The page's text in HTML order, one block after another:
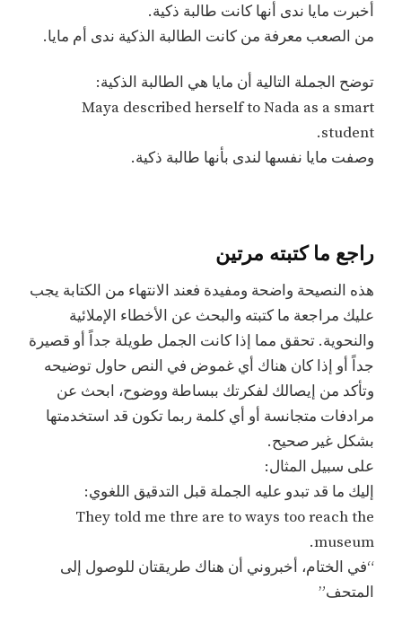
أخبرت مايا ندى أنها كانت طالبة ذكية.
من الصعب معرفة من كانت الطالبة الذكية ندى أم مايا.
توضح الجملة التالية أن مايا هي الطالبة الذكية:
Maya described herself to Nada as a smart
student.
وصفت مايا نفسها لندى بأنها طالبة ذكية.
راجع ما كتبته مرتين
هذه النصيحة واضحة ومفيدة فعند الانتهاء من الكتابة يجب
عليك مراجعة ما كتبته والبحث عن الأخطاء الإملائية
والنحوية. تحقق مما إذا كانت الجمل طويلة جداً أو قصيرة
جداً أو إذا كان هناك أي غموض في النص حاول توضيحه
وتأكد من إيصالك لفكرتك ببساطة ووضوح، ابحث عن
مرادفات متجانسة أو أي كلمة ربما تكون قد استخدمتها
بشكل غير صحيح.
على سبيل المثال:
إليك ما قد تبدو عليه الجملة قبل التدقيق اللغوي:
They told me thre are to ways too reach the
museum.
“في الختام، أخبروني أن هناك طريقتان للوصول إلى
المتحف”